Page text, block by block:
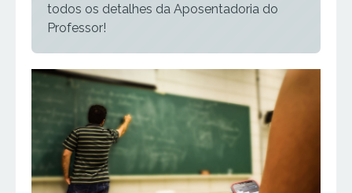
todos os detalhes da Aposentadoria do
Professor!